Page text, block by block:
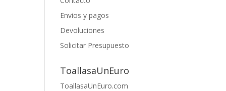
Envios y pagos
Devoluciones
Solicitar Presupuesto
ToallasaUnEuro
ToallasaUnEuro.com